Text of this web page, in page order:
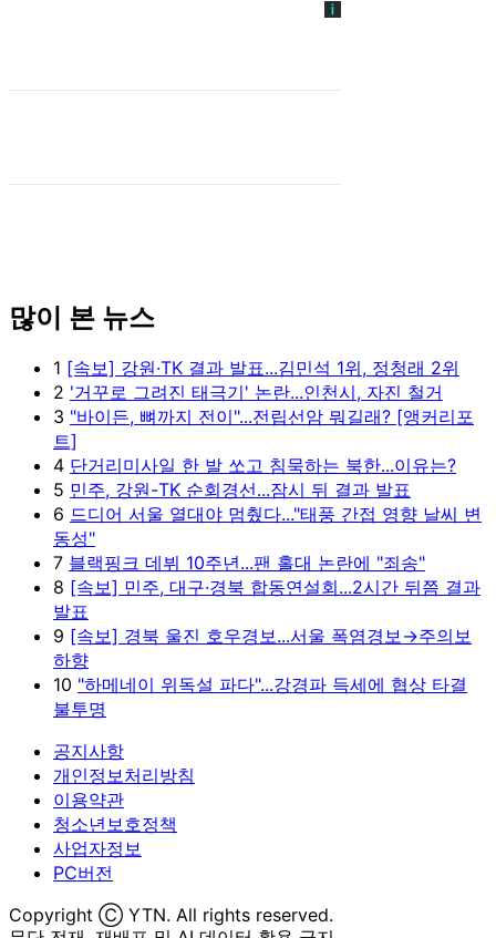
많이 본 뉴스
1 [속보] 강원·TK 결과 발표...김민석 1위, 정청래 2위
2 '거꾸로 그려진 태극기' 논란...인천시, 자진 철거
3 "바이든, 뼈까지 전이"...전립선암 뭐길래? [앵커리포
트]
4 단거리미사일 한 발 쏘고 침묵하는 북한...이유는?
5 민주, 강원-TK 순회경선...잠시 뒤 결과 발표
6 드디어 서울 열대야 멈췄다..."태풍 간접 영향 날씨 변
동성"
7 블랙핑크 데뷔 10주년...팬 홀대 논란에 "죄송"
8 [속보] 민주, 대구·경북 합동연설회...2시간 뒤쯤 결과
발표
9 [속보] 경북 울진 호우경보...서울 폭염경보→주의보
하향
10 "하메네이 위독설 파다"...강경파 득세에 협상 타결
불투명
공지사항
개인정보처리방침
이용약관
청소년보호정책
사업자정보
PC버전
Copyright Ⓒ YTN. All rights reserved.